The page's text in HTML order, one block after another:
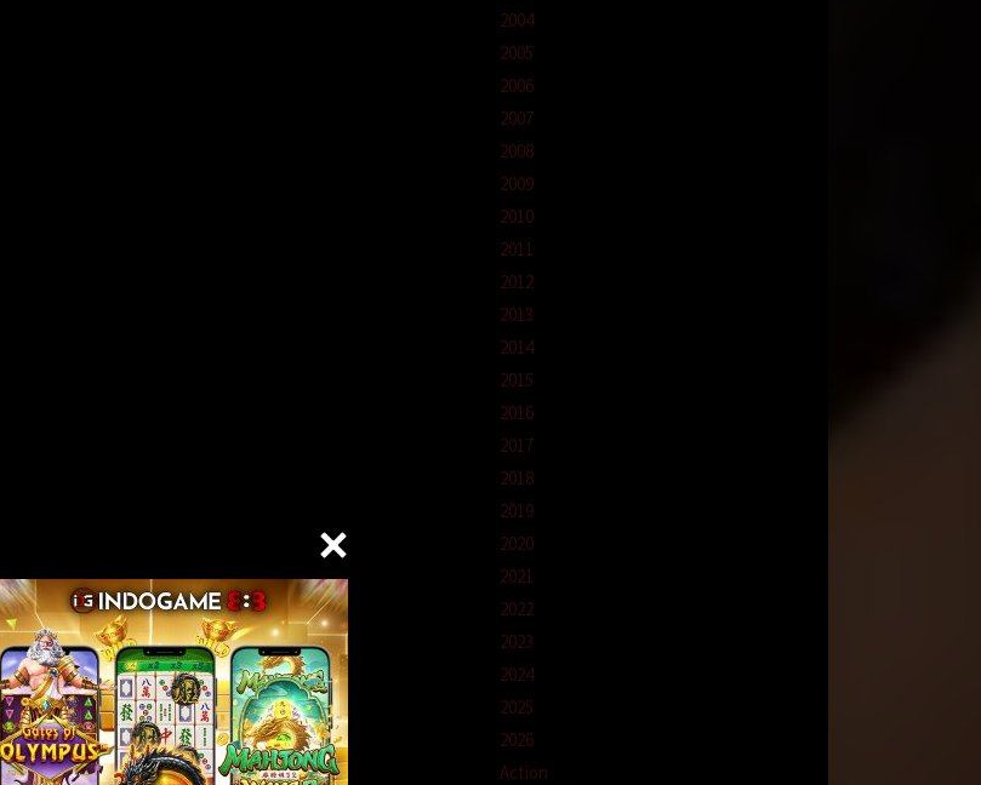
2004
2005
2006
2007
2008
2009
2010
2011
2012
2013
2014
2015
2016
2017
2018
2019
2020
2021
2022
2023
2024
2025
2026
Action